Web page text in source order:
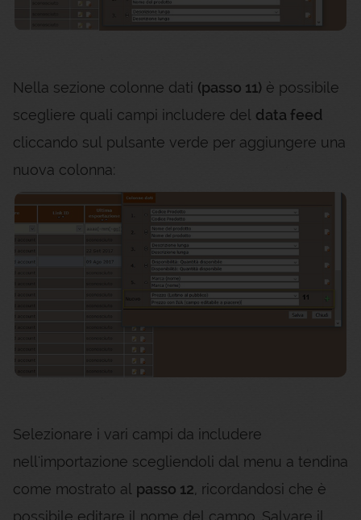
Nella sezione colonne dati (passo 11) è possibile
scegliere quali campi includere del data feed
cliccando sul pulsante verde per aggiungere una
nuova colonna:
Selezionare i vari campi da includere
nell'importazione scegliendoli dal menu a tendina
come mostrato al passo 12 , ricordandosi che è
possibile editare il nome del campo. Salvare il